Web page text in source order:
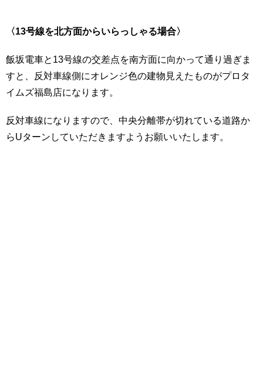
〈13号線を北方面からいらっしゃる場合〉
飯坂電車と13号線の交差点を南方面に向かって通り過ぎま
すと、反対車線側にオレンジ色の建物見えたものがプロタ
イムズ福島店になります。
反対車線になりますので、中央分離帯が切れている道路か
らUターンしていただきますようお願いいたします。